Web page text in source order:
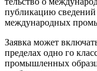
публикацию
международ­ных
Заявка может
пределах одно­ го
промышленных